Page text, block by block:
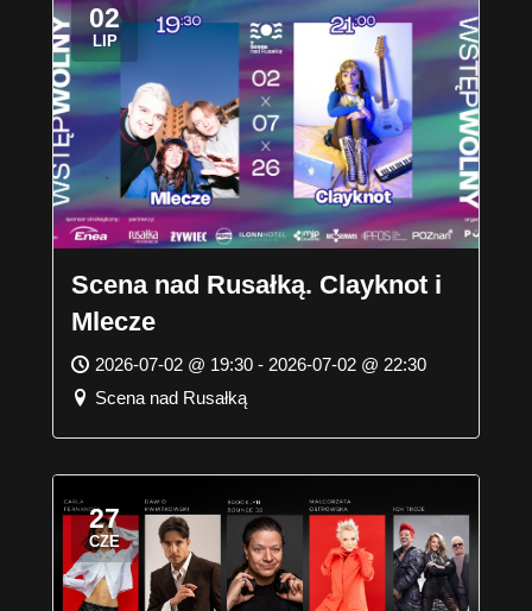
02
LIP
Scena nad Rusałką. Clayknot i
Mlecze
2026-07-02 @ 19:30 - 2026-07-02 @ 22:30
Scena nad Rusałką
27
CZE